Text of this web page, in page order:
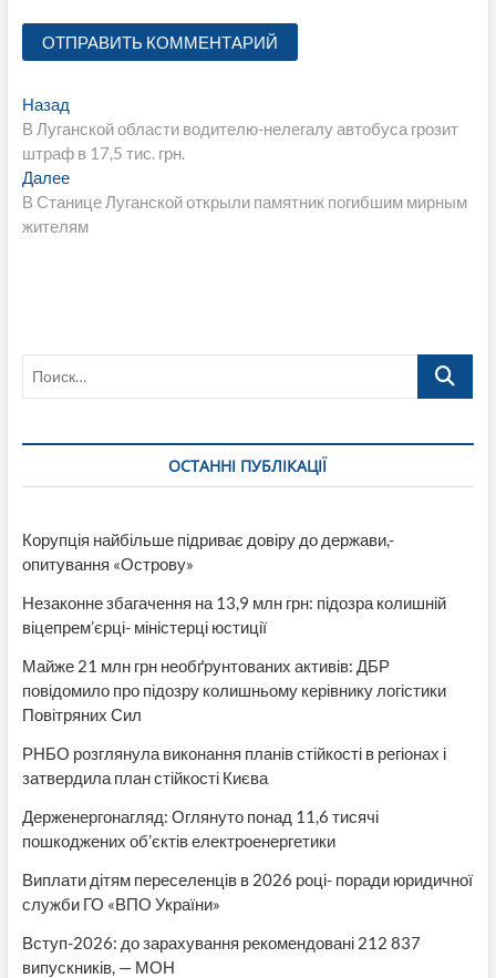
Навигация
по
записям
НазадПредыдущая
запись:
В Луганской области водителю-нелегалу автобуса грозит
штраф в 17,5 тис. грн.
ДалееСледующая
запись:
В Станице Луганской открыли памятник погибшим мирным
жителям
Поиск…
ОСТАННІ ПУБЛІКАЦІЇ
Корупція найбільше підриває довіру до держави,-
опитування «Острову»
Незаконне збагачення на 13,9 млн грн: підозра колишній
віцепрем’єрці- міністерці юстиції
Майже 21 млн грн необґрунтованих активів: ДБР
повідомило про підозру колишньому керівнику логістики
Повітряних Сил
РНБО розглянула виконання планів стійкості в регіонах і
затвердила план стійкості Києва
Держенергонагляд: Оглянуто понад 11,6 тисячі
пошкоджених об’єктів електроенергетики
Виплати дітям переселенців в 2026 році- поради юридичної
служби ГО «ВПО України»
Вступ-2026: до зарахування рекомендовані 212 837
випускників, — МОН